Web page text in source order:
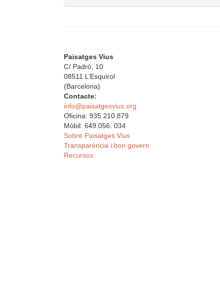
Paisatges Vius
C/ Padró, 10
08511 L’Esquirol
(Barcelona)
Contacte:
info@paisatgesvius.org
Oficina: 935.210.879
Mòbil: 649.056. 034
Sobre Paisatges Vius
Transparència i bon govern
Recursos